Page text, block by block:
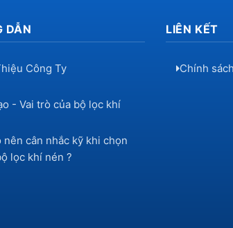
DẪN
Công Ty
- Vai trò của bộ lọc khí
nên cân nhắc kỹ khi chọn
lọc khí nén ?
LIÊN KẾT
Chính